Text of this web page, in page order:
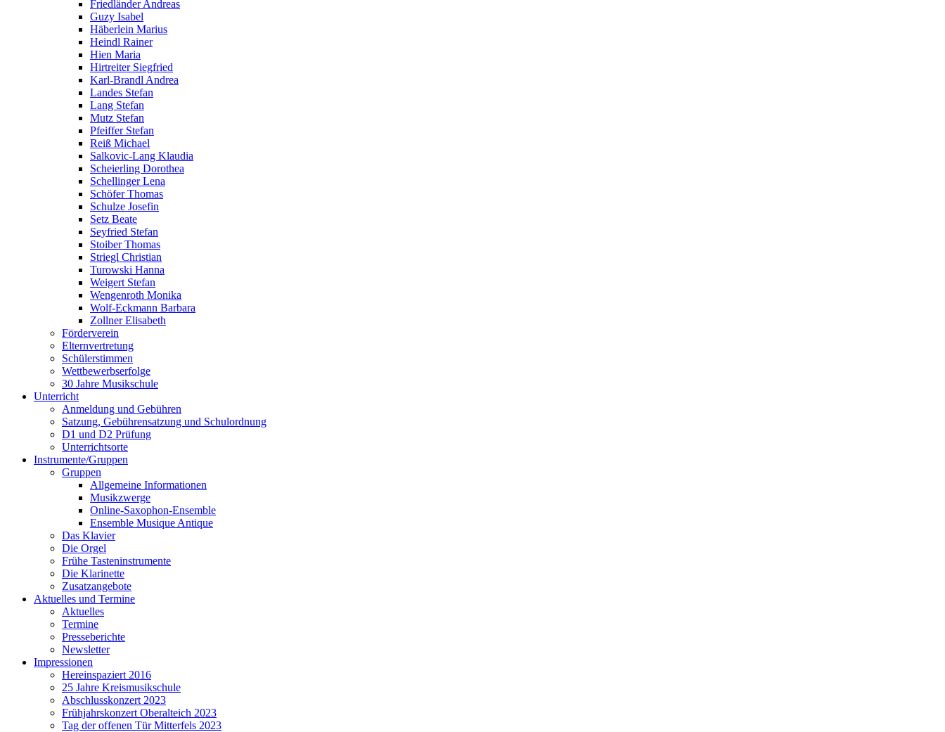
Friedländer Andreas
Guzy Isabel
Häberlein Marius
Heindl Rainer
Hien Maria
Hirtreiter Siegfried
Karl-Brandl Andrea
Landes Stefan
Lang Stefan
Mutz Stefan
Pfeiffer Stefan
Reiß Michael
Salkovic-Lang Klaudia
Scheierling Dorothea
Schellinger Lena
Schöfer Thomas
Schulze Josefin
Setz Beate
Seyfried Stefan
Stoiber Thomas
Striegl Christian
Turowski Hanna
Weigert Stefan
Wengenroth Monika
Wolf-Eckmann Barbara
Zollner Elisabeth
Förderverein
Elternvertretung
Schülerstimmen
Wettbewerbserfolge
30 Jahre Musikschule
Unterricht
Anmeldung und Gebühren
Satzung, Gebührensatzung und Schulordnung
D1 und D2 Prüfung
Unterrichtsorte
Instrumente/Gruppen
Gruppen
Allgemeine Informationen
Musikzwerge
Online-Saxophon-Ensemble
Ensemble Musique Antique
Das Klavier
Die Orgel
Frühe Tasteninstrumente
Die Klarinette
Zusatzangebote
Aktuelles und Termine
Aktuelles
Termine
Presseberichte
Newsletter
Impressionen
Hereinspaziert 2016
25 Jahre Kreismusikschule
Abschlusskonzert 2023
Frühjahrskonzert Oberalteich 2023
Tag der offenen Tür Mitterfels 2023